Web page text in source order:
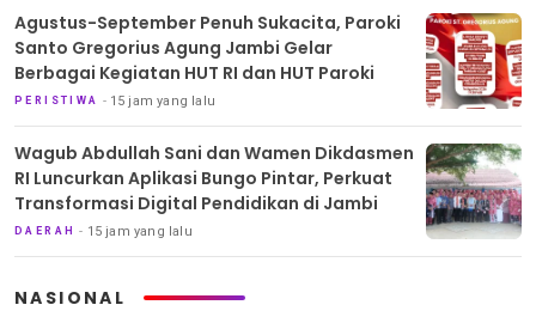
Agustus-September Penuh Sukacita, Paroki
Santo Gregorius Agung Jambi Gelar
Berbagai Kegiatan HUT RI dan HUT Paroki
PERISTIWA 15 jam yang lalu
Wagub Abdullah Sani dan Wamen Dikdasmen
RI Luncurkan Aplikasi Bungo Pintar, Perkuat
Transformasi Digital Pendidikan di Jambi
DAERAH 15 jam yang lalu
NASIONAL